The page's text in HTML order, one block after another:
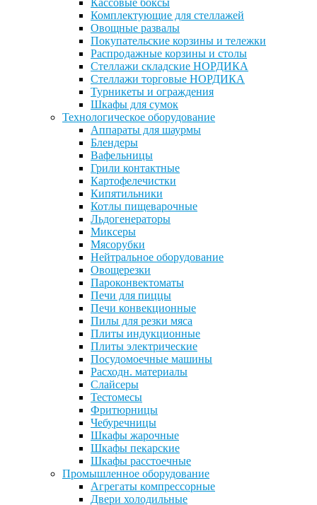
Кассовые боксы
Комплектующие для стеллажей
Овощные развалы
Покупательские корзины и тележки
Распродажные корзины и столы
Стеллажи складские НОРДИКА
Стеллажи торговые НОРДИКА
Турникеты и ограждения
Шкафы для сумок
Технологическое оборудование
Аппараты для шаурмы
Блендеры
Вафельницы
Грили контактные
Картофелечистки
Кипятильники
Котлы пищеварочные
Льдогенераторы
Миксеры
Мясорубки
Нейтральное оборудование
Овощерезки
Пароконвектоматы
Печи для пиццы
Печи конвекционные
Пилы для резки мяса
Плиты индукционные
Плиты электрические
Посудомоечные машины
Расходн. материалы
Слайсеры
Тестомесы
Фритюрницы
Чебуречницы
Шкафы жарочные
Шкафы пекарские
Шкафы расстоечные
Промышленное оборудование
Агрегаты компрессорные
Двери холодильные